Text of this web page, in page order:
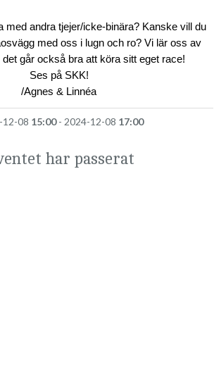
med andra tjejer/icke-binära? Kanske vill du
med oss i lugn och ro? Vi lär oss av
går också bra att köra sitt eget race!
Ses på SKK!
/Agnes & Linnéa
12-08 15:00- 2024-12-08 17:00
har passerat